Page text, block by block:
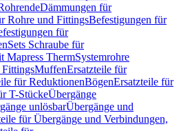
Dämmungen für
Rohre und FittingsBefestigungen für
für
Sets Schraube für
Mapress ThermSystemrohre
FittingsMuffenErsatzteile für
für ReduktionenBögenErsatzteile für
T-StückeÜbergänge
unlösbarÜbergänge und
für Übergänge und Verbindungen,